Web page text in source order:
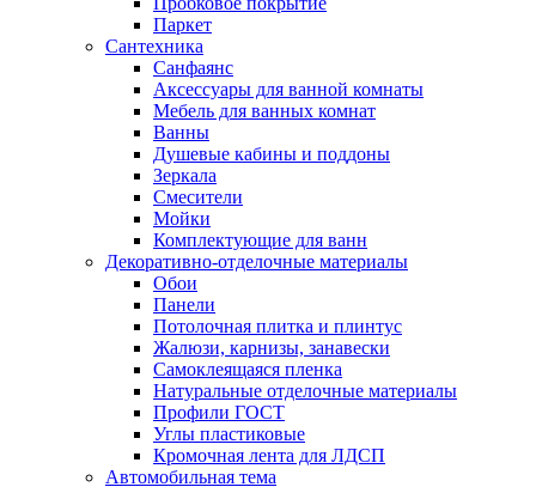
Паркет
Сантехника
Санфаянс
Аксессуары для ванной комнаты
Мебель для ванных комнат
Ванны
Душевые кабины и поддоны
Зеркала
Смесители
Мойки
Комплектующие для ванн
Декоративно-отделочные материалы
Обои
Панели
Потолочная плитка и плинтус
Жалюзи, карнизы, занавески
Самоклеящаяся пленка
Натуральные отделочные материалы
Профили ГОСТ
Углы пластиковые
Кромочная лента для ЛДСП
Автомобильная тема